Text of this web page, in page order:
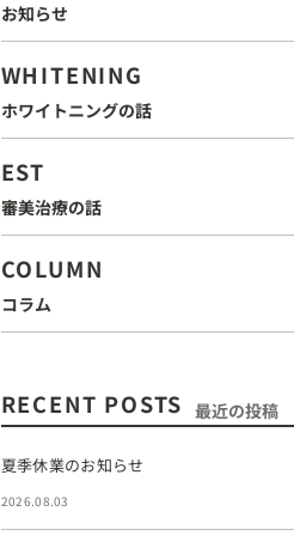
お知らせ
WHITENING
ホワイトニングの話
EST
審美治療の話
COLUMN
コラム
RECENT POSTS 最近の投稿
夏季休業のお知らせ
2026.08.03